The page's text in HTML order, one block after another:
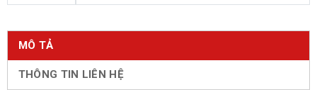
MÔ TẢ
THÔNG TIN LIÊN HỆ